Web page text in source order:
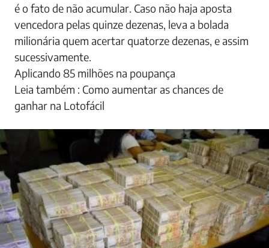
é o fato de não acumular. Caso não haja aposta
vencedora pelas quinze dezenas, leva a bolada
milionária quem acertar quatorze dezenas, e assim
sucessivamente.
Aplicando 85 milhões na poupança
Leia também : Como aumentar as chances de
ganhar na Lotofácil